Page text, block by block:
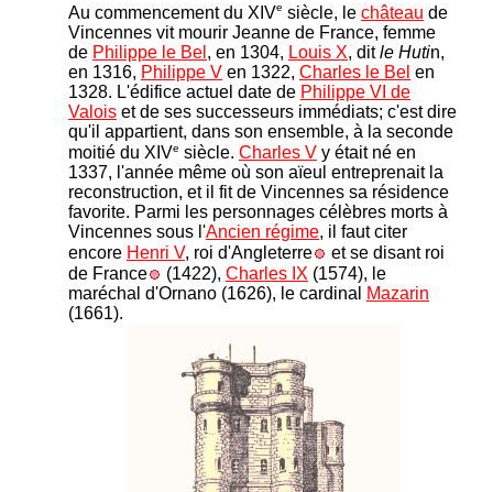
Au commencement du XIVe siècle, le château de
Vincennes vit mourir Jeanne de France, femme
de Philippe le Bel , en 1304, Louis X, ditle Hutin,
en 1316, Philippe V en 1322, Charles le Bel en
1328. L'édifice actuel date de Philippe VI de
Valois et de ses successeurs immédiats; c'est dire
qu'il appartient, dans son ensemble, à la seconde
moitié du XIVe siècle. Charles V y était né en
1337, l'année même où son aïeul entreprenait la
reconstruction, et il fit de Vincennes sa résidence
favorite. Parmi les personnages célèbres morts à
Vincennes sous l'Ancien régime, il faut citer
encore Henri V, roi d'Angleterre
et se disant roi
de France
(1422), Charles IX (1574), le
maréchal d'Ornano (1626), le cardinal
Mazarin
(1661).